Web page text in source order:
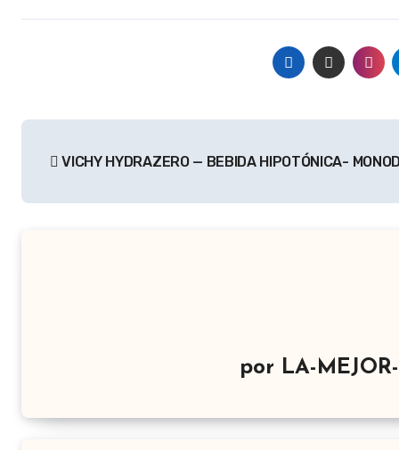
de
entradas
VICHY HYDRAZERO — BEBIDA HIPOTÓNICA-
por LA-